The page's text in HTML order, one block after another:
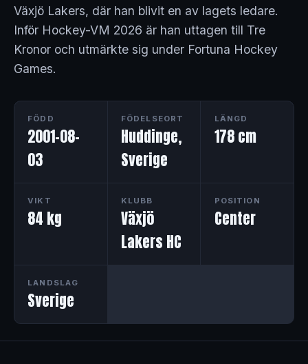
Växjö Lakers, där han blivit en av lagets ledare.
Inför Hockey-VM 2026 är han uttagen till Tre
Kronor och utmärkte sig under Fortuna Hockey
Games.
FÖDD
2001-08-
03
FÖDELSEORT
Huddinge,
Sverige
LÄNGD
178 cm
VIKT
84 kg
KLUBB
Växjö
Lakers HC
POSITION
Center
LANDSLAG
Sverige